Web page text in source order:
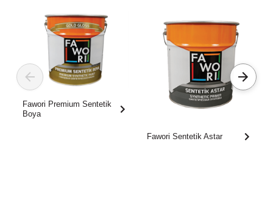
Fawori Premium Sentetik
Boya
Fawori Sentetik Astar